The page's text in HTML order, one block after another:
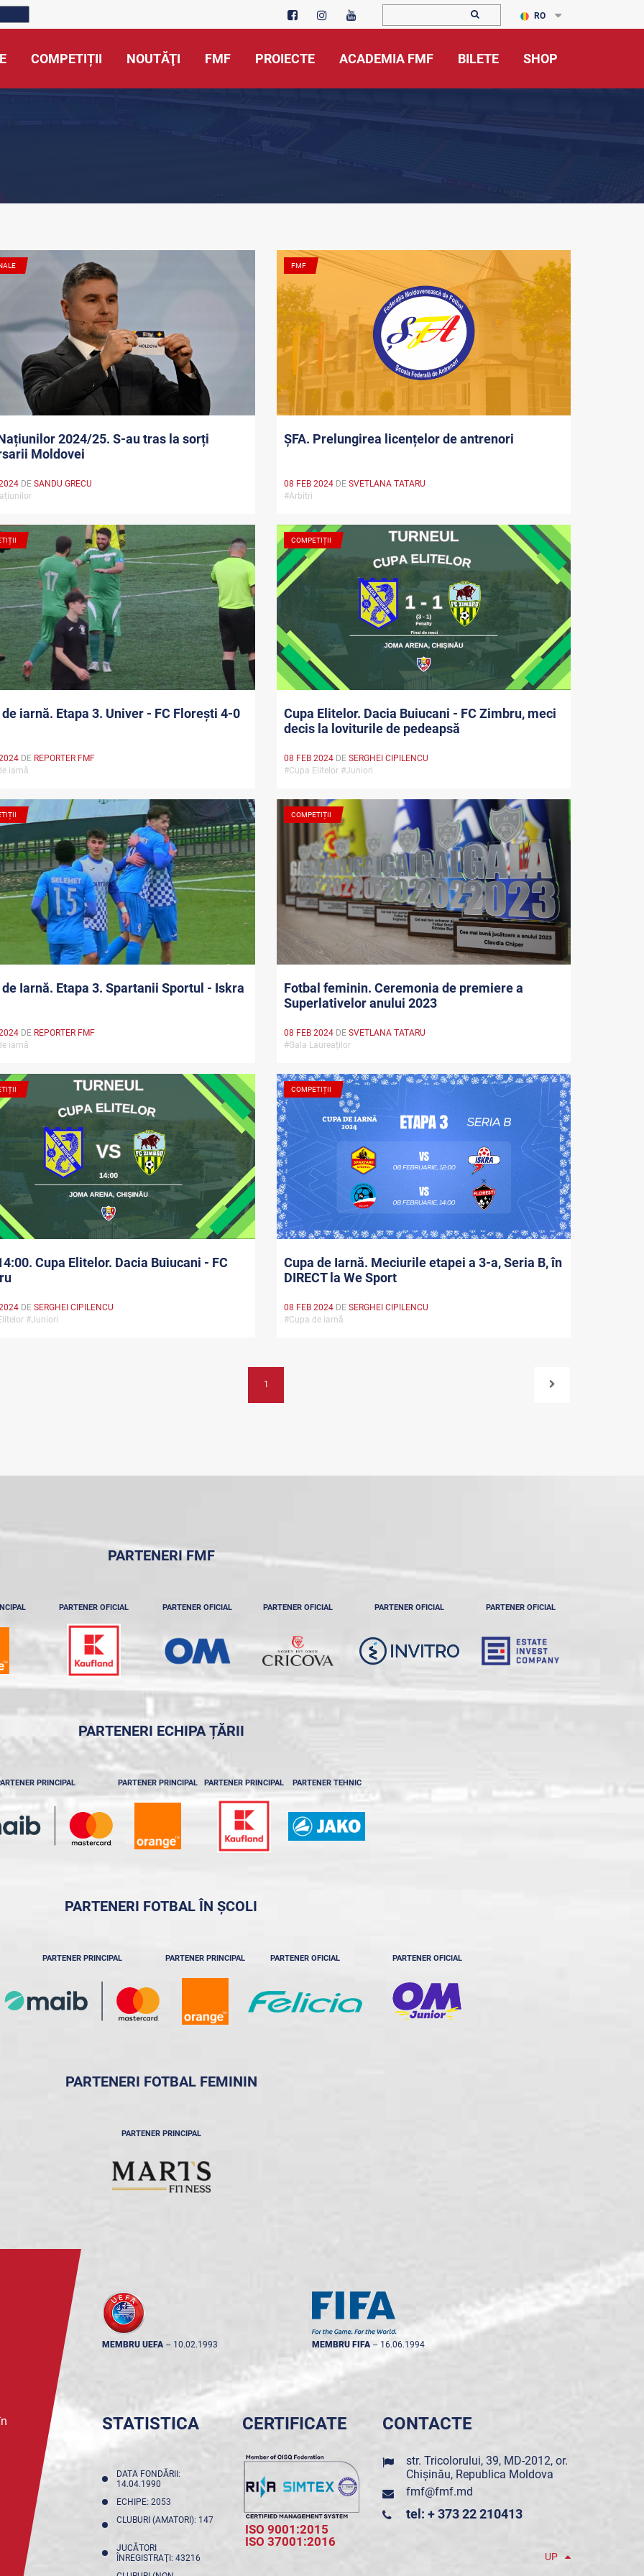
RO
COMPETIȚII NOUTĂŢI FMF PROIECTE ACADEMIA FMF BILETE SHOP
2024/25. S-au tras la sorți
Moldovei
DE SANDU GRECU
FMF
ȘFA. Prelungirea licențelor de antrenori
08 FEB 2024 DESVETLANA TATARU
#Arbitri
iarnă. Etapa 3. Univer - FC Florești 4-0
DE REPORTER FMF
iarnă
COMPETIȚII
Cupa Elitelor. Dacia Buiucani - FC Zimbru, meci
decis la loviturile de pedeapsă
08 FEB 2024 DESERGHEI CIPILENCU
#Cupa Elitelor #Juniori
Iarnă. Etapa 3. Spartanii Sportul - Iskra
DE REPORTER FMF
iarnă
COMPETIȚII
Fotbal feminin. Ceremonia de premiere a
Superlativelor anului 2023
08 FEB 2024 DESVETLANA TATARU
#Gala Laureaților
Cupa Elitelor. Dacia Buiucani - FC
DE SERGHEI CIPILENCU
#Juniori
COMPETIȚII
Cupa de Iarnă. Meciurile etapei a 3-a, Seria B, în
DIRECT la We Sport
08 FEB 2024 DESERGHEI CIPILENCU
#Cupa de iarnă
1
PARTENERI FMF
PARTENER OFICIAL PARTENER OFICIAL PARTENER OFICIAL PARTENER OFICIAL PARTENER OFICIAL
PARTENERI ECHIPA ȚĂRII
PRINCIPAL PARTENER PRINCIPAL PARTENER PRINCIPAL PARTENER TEHNIC
PARTENERI FOTBAL ÎN ȘCOLI
PARTENER PRINCIPAL PARTENER PRINCIPAL PARTENER OFICIAL PARTENER OFICIAL
PARTENERI FOTBAL FEMININ
PARTENER PRINCIPAL
MEMBRU UEFA -- 10.02.1993 MEMBRU FIFA -- 16.06.1994
STATISTICA
DATA FONDĂRII:
14.04.1990
ECHIPE: 2053
CLUBURI (AMATORI): 147
JUCĂTORI
ÎNREGISTRAŢI: 43216
CERTIFICATE
ISO 9001:2015
ISO 37001:2016
CONTACTE
str. Tricolorului, 39, MD-2012, or.
Chișinău, Republica Moldova
fmf@fmf.md
tel: + 373 22 210413
UP